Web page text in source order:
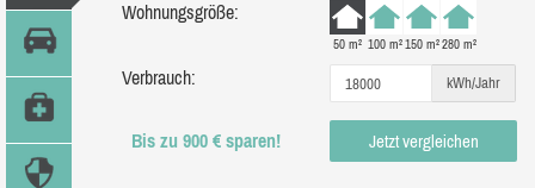
Wohnungsgröße:
50 m² 100 m²150 m²280 m²
Verbrauch: kWh/Jahr
Bis zu 900 € sparen! Jetzt vergleichen